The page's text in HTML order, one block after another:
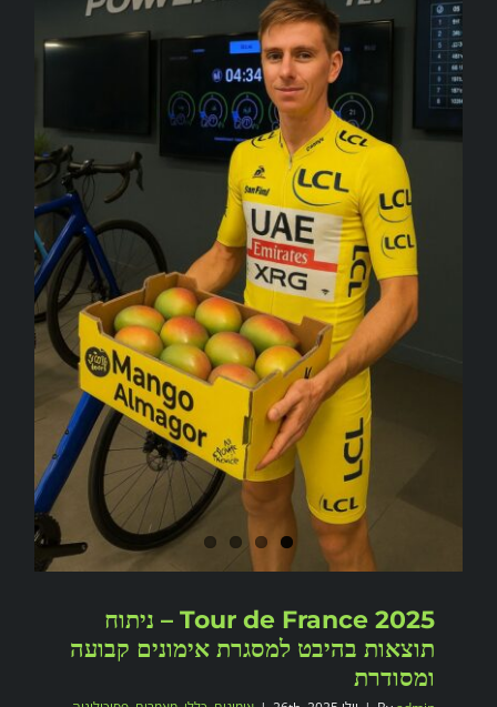
Tour de France 2025 – ניתוח
תוצאות בהיבט למסגרת אימונים קבועה
ומסודרת